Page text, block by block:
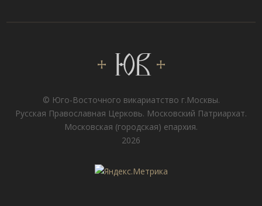
© Юго-Восточного викариатствo г.Москвы.
Русская Православная Церковь. Московский Патриархат.
Московская (городская) епархия.
2026